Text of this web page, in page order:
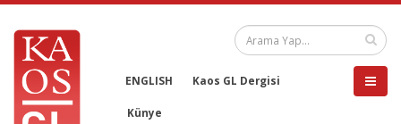
ENGLISH Kaos GL Dergisi
Künye